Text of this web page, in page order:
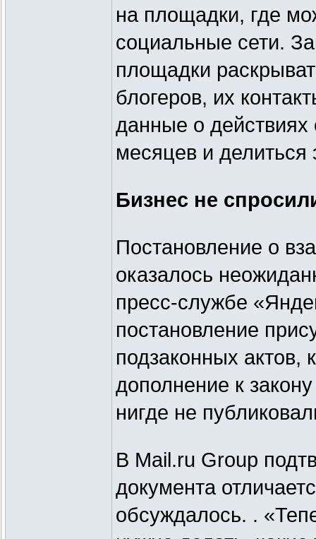
на площадки, где
социальные сети.
площадки
блогеров, их
данные о действиях
месяцев и
Бизнес не
Постановление о
оказалось
пресс-службе
постановление
подзаконных актов,
дополнение к
нигде не
В Mail.ru Group
документа
обсуждалось. .